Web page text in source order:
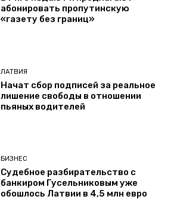
абонировать пропутинскую
«газету без границ»
ЛАТВИЯ
Начат сбор подписей за реальное
лишение свободы в отношении
пьяных водителей
БИЗНЕС
Судебное разбирательство с
банкиром Гусельниковым уже
обошлось Латвии в 4,5 млн евро